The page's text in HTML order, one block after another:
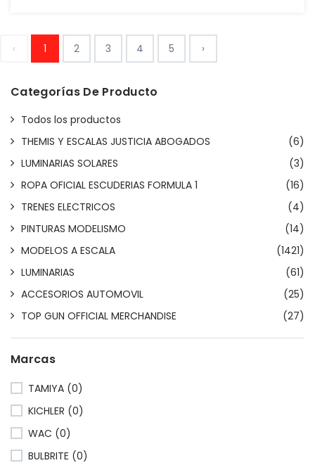
‹ 1 2 3 4 5 ›
Categorías De Producto
Todos los productos
THEMIS Y ESCALAS JUSTICIA ABOGADOS
(6)
LUMINARIAS SOLARES
(3)
ROPA OFICIAL ESCUDERIAS FORMULA 1
(16)
TRENES ELECTRICOS
(4)
PINTURAS MODELISMO
(14)
MODELOS A ESCALA
(1421)
LUMINARIAS
(61)
ACCESORIOS AUTOMOVIL
(25)
TOP GUN OFFICIAL MERCHANDISE
(27)
Marcas
TAMIYA (0)
KICHLER (0)
WAC (0)
BULBRITE (0)